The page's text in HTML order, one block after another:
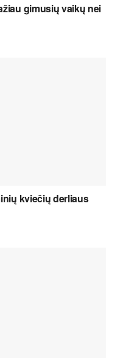
gimusių vaikų nei
kviečių derliaus